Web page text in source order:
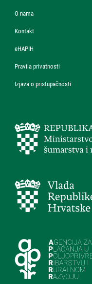
O nama
Kontakt
eHAPIH
Pravila privatnosti
Izjava o pristupačnosti